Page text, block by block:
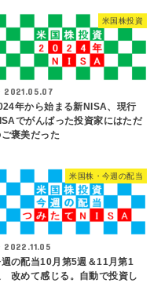
米国株投資
2021.05.07
年から始まる新NISA、現行
でがんばった投資家にはただ
褒美だった
米国株・今週の配当
2022.11.05
の配当10月第5週＆11月第1
改めて感じる。自動で投資し